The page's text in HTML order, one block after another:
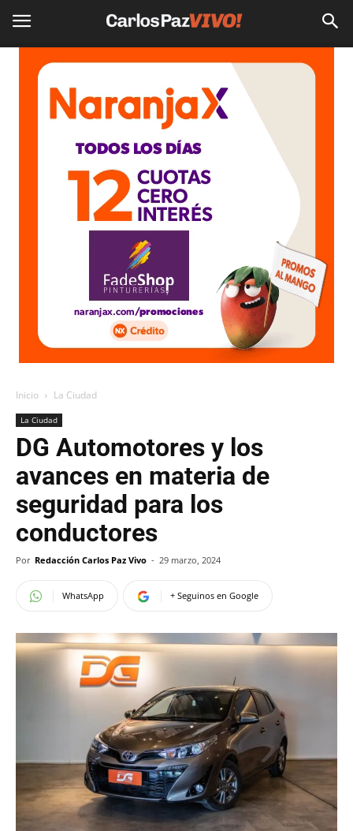
Inicio La Ciudad
La Ciudad
DG Automotores y los
avances en materia de
seguridad para los
conductores
Por Redacción Carlos Paz Vivo - 29 marzo, 2024
WhatsApp + Seguinos en Google